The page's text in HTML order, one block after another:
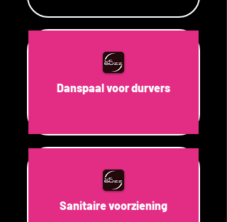
Danspaal voor durvers
Sanitaire voorziening